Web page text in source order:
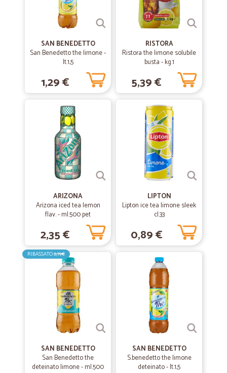
grazie e arrivederci
SAN BENEDETTO
San Benedetto the limone -
lt.1,5
1,29 €
RISTORA
Ristora the limone solubile
busta - kg.1
5,39 €
ARIZONA
Arizona iced tea lemon
flav. - ml.500 pet
2,35 €
LIPTON
Lipton ice tea limone sleek
cl.33
0,89 €
RIBASSATO0,79€
SAN BENEDETTO
San Benedetto the
deteinato limone - ml.500
SAN BENEDETTO
S.benedetto the limone
deteinato - lt.1,5